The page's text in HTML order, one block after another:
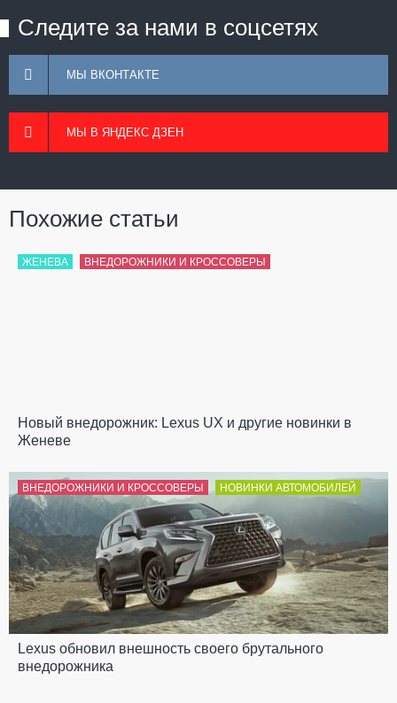
Следите за нами в соцсетях
МЫ ВКОНТАКТЕ
МЫ В ЯНДЕКС ДЗЕН
Похожие статьи
ЖЕНЕВА ВНЕДОРОЖНИКИ И КРОССОВЕРЫ
Новый внедорожник: Lexus UX и другие новинки в
Женеве
ВНЕДОРОЖНИКИ И КРОССОВЕРЫ НОВИНКИ АВТОМОБИЛЕЙ
Lexus обновил внешность своего брутального
внедорожника